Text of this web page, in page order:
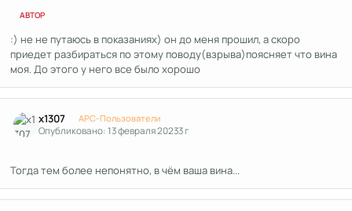
АВТОР
:) не не путаюсь в показаниях) он до меня прошил, а скоро
приедет разбираться по этому поводу(взрыва)поясняет что вина
моя. До этого у него все было хорошо
x1307 APC-Пользователи
Опубликовано:13 февраля 20233 г
Тогда тем более непонятно, в чём ваша вина...